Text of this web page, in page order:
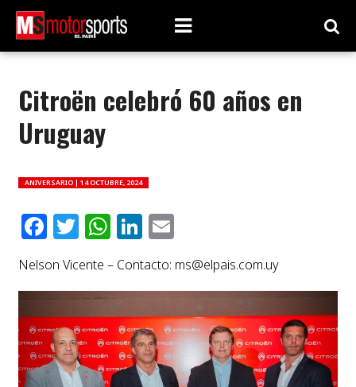
Citroën celebró 60 años en
Uruguay
ANIVERSARIO | 14 OCTUBRE, 2024
Facebook
Twitter
WhatsApp
LinkedIn
Email
Nelson Vicente – Contacto: ms@elpais.com.uy